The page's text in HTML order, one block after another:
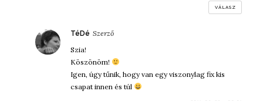
VÁLASZ
TéDé szerint:
Szia!
Köszönöm!
Igen, úgy tűnik, hogy van egy viszonylag fix kis
csapat innen és túl